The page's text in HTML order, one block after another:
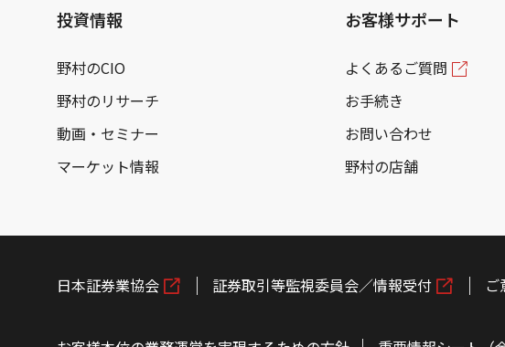
投資情報
野村のCIO
野村のリサーチ
動画・セミナー
マーケット情報
お客様サポート
よくあるご質問
お手続き
お問い合わせ
野村の店舗
日本証券業協会 証券取引等監視委員会／情報受付 ご